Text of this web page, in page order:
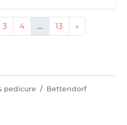
3 4 ... 13 »
pedicure Bettendorf